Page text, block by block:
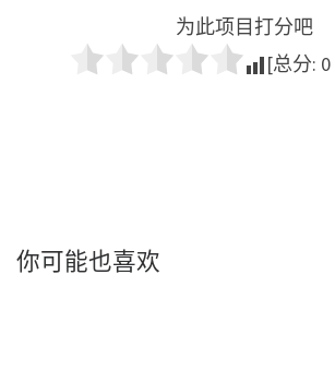
为此项目打分吧
[总分: 0
你可能也喜欢